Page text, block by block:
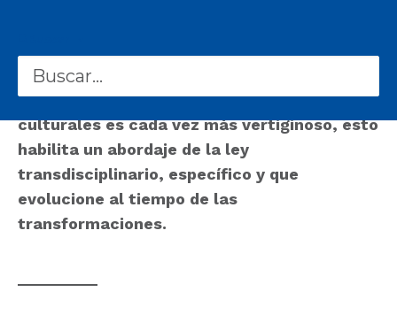
El mundo de la tecnología y las industrias
culturales es cada vez más vertiginoso, esto
habilita un abordaje de la ley
transdisciplinario, específico y que
evolucione al tiempo de las
transformaciones.